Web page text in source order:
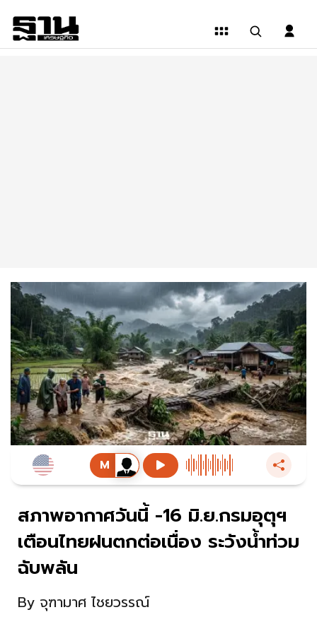
สภาพอากาศวันนี้ -16 มิ.ย.กรมอุตุฯ
เตือนไทยฝนตกต่อเนื่อง ระวังน้ำท่วม
ฉับพลัน
By จุฑามาศ ไชยวรรณ์